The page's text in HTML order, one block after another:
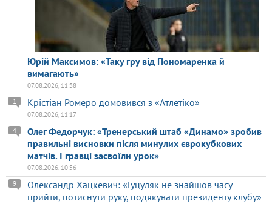
Юрій Максимов: «Таку гру від Пономаренка й
вимагають»
07.08.2026, 11:38
Крістіан Ромеро домовився з «Атлетіко»
1
07.08.2026, 11:17
Олег Федорчук: «Тренерський штаб «Динамо» зробив
правильні висновки після минулих єврокубкових
матчів. І гравці засвоїли урок»
4
07.08.2026, 10:56
Олександр Хацкевич: «Гуцуляк не знайшов часу
прийти, потиснути руку, подякувати президенту клубу»
9